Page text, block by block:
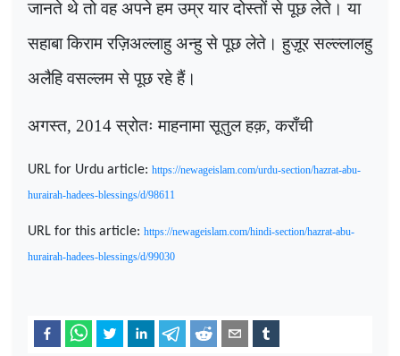
जानते थे तो वह अपने हम उम्र यार दोस्तों से पूछ लेते। या
सहाबा किराम रज़िअल्लाहु अन्हु से पूछ लेते। हुज़ूर सल्ल्लालहु
अलैहि वसल्लम से पूछ रहे हैं।
अगस्त, 2014 स्रोतः माहनामा सूतुल हक़, कराँची
URL for Urdu article: https://newageislam.com/urdu-section/hazrat-abu-
hurairah-hadees-blessings/d/98611
URL for this article: https://newageislam.com/hindi-section/hazrat-abu-
hurairah-hadees-blessings/d/99030